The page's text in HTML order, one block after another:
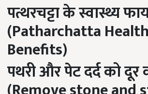
पत्थरचट्टा के स्वास्थ्य
(Patharchatta Health
Benefits)
पथरी और पेट दर्द को